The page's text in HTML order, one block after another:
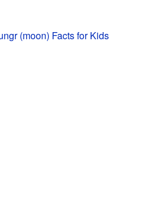
(moon) Facts for Kids